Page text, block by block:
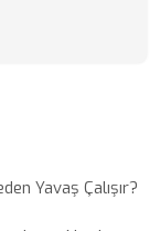
Yavaş Çalışır?